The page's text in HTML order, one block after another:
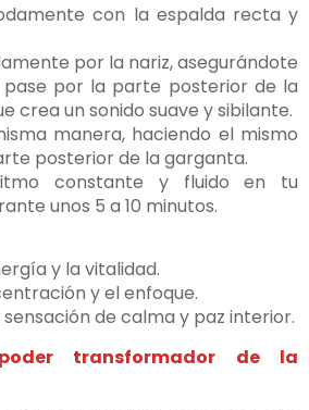
con la espalda recta y
por la nariz, asegurándote
por la parte posterior de la
crea un sonido suave y sibilante.
manera, haciendo el mismo
posterior de la garganta.
constante y fluido en tu
unos 5 a 10 minutos.
y la vitalidad.
y el enfoque.
de calma y paz interior.
transformador de la